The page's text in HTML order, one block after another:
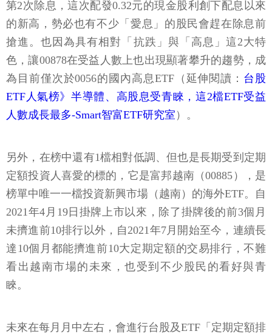
第2次除息，這次配發0.32元的現金股利創下配息以來
的新高，勢必也有不少「愛息」的股民會趕在除息前
搶進。也因為具有相對「抗跌」與「高息」這2大特
色，讓00878在受益人數上也出現顯著攀升的趨勢，成
為目前僅次於0056的國內高息ETF（延伸閱讀： 台股
ETF人氣榜》半導體、高股息受青睞，這2檔ETF受益
人數成長最多-Smart智富ETF研究室 ）。
另外，在榜中還有1檔相對低調、但也是長期受到定期
定額投資人喜愛的標的，它是富邦越南（00885），是
榜單中唯一一檔投資新興市場（越南）的海外ETF。自
2021年4月19日掛牌上市以來，除了掛牌後的前3個月
未擠進前10排行以外，自2021年7月開始至今，連續長
達10個月都能擠進前10大定期定額的交易排行，不難
看出越南市場的未來，也受到不少股民的看好與青
睞。
未來在每月月中左右，會進行台股及ETF「定期定額排